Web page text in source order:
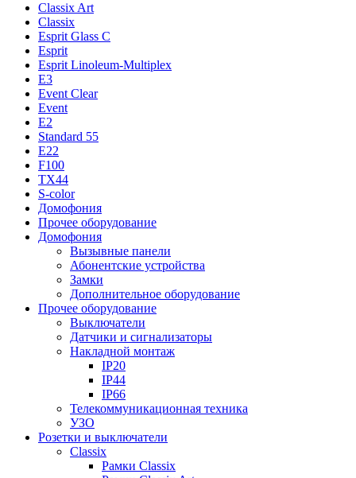
Classix Art
Classix
Esprit Glass C
Esprit
Esprit Linoleum-Multiplex
E3
Event Clear
Event
E2
Standard 55
E22
F100
TX44
S-color
Домофония
Прочее оборудование
Домофония
Вызывные панели
Абонентские устройства
Замки
Дополнительное оборудование
Прочее оборудование
Выключатели
Датчики и сигнализаторы
Накладной монтаж
IP20
IP44
IP66
Телекоммуникационная техника
УЗО
Розетки и выключатели
Classix
Рамки Classix